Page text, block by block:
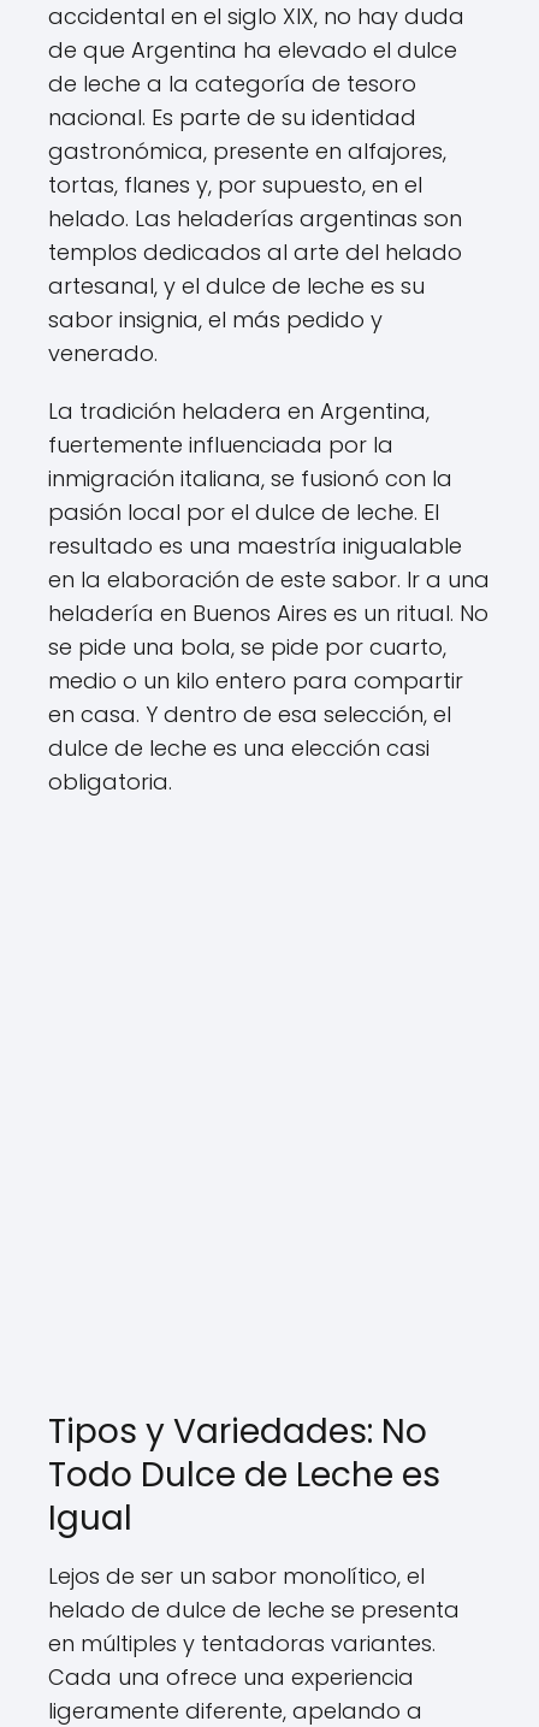
accidental en el siglo XIX, no hay duda
de que Argentina ha elevado el dulce
de leche a la categoría de tesoro
nacional. Es parte de su identidad
gastronómica, presente en alfajores,
tortas, flanes y, por supuesto, en el
helado. Las heladerías argentinas son
templos dedicados al arte del helado
artesanal, y el dulce de leche es su
sabor insignia, el más pedido y
venerado.
La tradición heladera en Argentina,
fuertemente influenciada por la
inmigración italiana, se fusionó con la
pasión local por el dulce de leche. El
resultado es una maestría inigualable
en la elaboración de este sabor. Ir a una
heladería en Buenos Aires es un ritual. No
se pide una bola, se pide por cuarto,
medio o un kilo entero para compartir
en casa. Y dentro de esa selección, el
dulce de leche es una elección casi
obligatoria.
Tipos y Variedades: No
Todo Dulce de Leche es
Igual
Lejos de ser un sabor monolítico, el
helado de dulce de leche se presenta
en múltiples y tentadoras variantes.
Cada una ofrece una experiencia
ligeramente diferente, apelando a